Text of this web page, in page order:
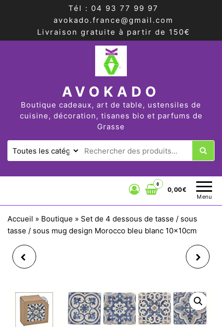
Tél : 04 93 77 99 97
avokado.france@gmail.com
Livraison gratuite à partir de 150€
AVOKADO
Boutique cadeaux, art de table, ustensiles de
cuisine, décoration, tisanes bio et parfums de
Grasse
Menu
0
0,00€
Accueil » Boutique » Set de 4 dessous de tasse / sous
tasse / sous mug design Morocco bleu blanc 10x10cm
DE PALME GRIS - DESIGN MAROC BEIGE